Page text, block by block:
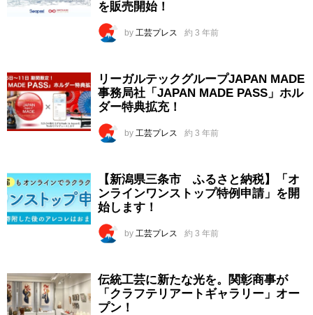
を販売開始！
by 工芸プレス 約 3 年前
リーガルテックグループJAPAN MADE
事務局社「JAPAN MADE PASS」ホル
ダー特典拡充！
by 工芸プレス 約 3 年前
【新潟県三条市 ふるさと納税】「オ
ンラインワンストップ特例申請」を開
始します！
by 工芸プレス 約 3 年前
伝統工芸に新たな光を。関彰商事が
「クラフテリアートギャラリー」オー
プン！